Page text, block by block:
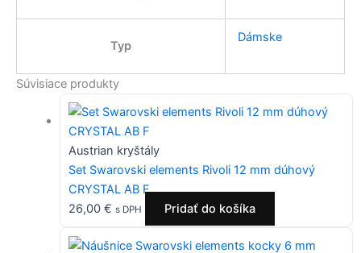
Typ
Dámske
Súvisiace produkty
Austrian kryštály
Set Swarovski elements Rivoli 12 mm dúhový
CRYSTAL AB F
26,00 € s DPH Pridať do košíka